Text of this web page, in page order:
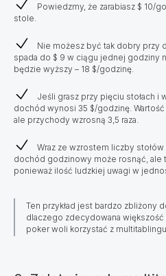
Powiedzmy, że zarabiasz $ 10/
stole.
Nie możesz być tak dobry przy
spada do $ 9 w ciągu jednej godziny
będzie wyższy – 18 $/godzinę.
Jeśli grasz przy pięciu stołach i
dochód wynosi 35 $/godzinę. Wartość
ale przychody wzrosną 3,5 raza.
Wraz ze wzrostem liczby
dochód godzinowy może rosnąć, ale
ponieważ ilość ludzkiej uwagi w
Ten przykład jest bardzo zbliżony
dlaczego zdecydowana
poker woli korzystać z multitablingu.